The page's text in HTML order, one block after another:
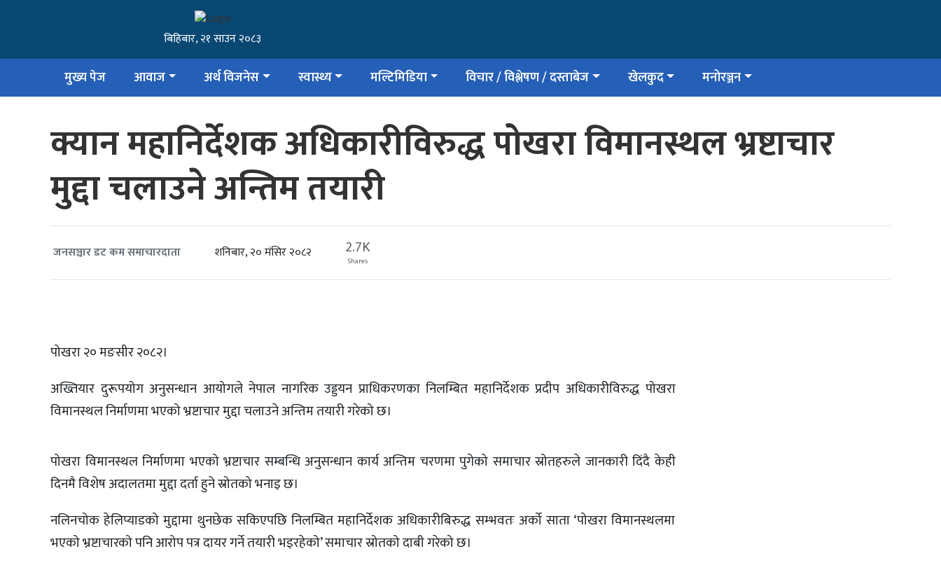
बिहिबार, २१ साउन २०८३
मुख्य पेज आवाज अर्थ विजनेस स्वास्थ्य मल्टिमिडिया विचार / विश्लेषण / दस्ताबेज खेलकुद मनोरञ्जन
क्यान महानिर्देशक अधिकारीविरुद्ध पोखरा विमानस्थल भ्रष्टाचार
मुद्दा चलाउने अन्तिम तयारी
जनसञ्चार डट कम समाचारदाता शनिबार, २० मंसिर २०८२ 2.7K
Shares
पोखरा २० मङसीर २०८२।
अख्तियार दुरूपयोग अनुसन्धान आयोगले नेपाल नागरिक उड्डयन प्राधिकरणका निलम्बित महानिर्देशक प्रदीप अधिकारीविरुद्ध पोखरा
विमानस्थल निर्माणमा भएको भ्रष्टाचार मुद्दा चलाउने अन्तिम तयारी गरेको छ।
पोखरा विमानस्थल निर्माणमा भएको भ्रष्टाचार सम्बन्धि अनुसन्धान कार्य अन्तिम चरणमा पुगेको समाचार स्रोतहरुले जानकारी दिंदै केही
दिनमै विशेष अदालतमा मुद्दा दर्ता हुने स्रोतको भनाइ छ।
नलिनचोक हेलिप्याडको मुद्दामा थुनछेक सकिएपछि निलम्बित महानिर्देशक अधिकारीबिरुद्ध सम्भवतः अर्को साता ‘पोखरा विमानस्थलमा
भएको भ्रष्टाचारको पनि आरोप पत्र दायर गर्ने तयारी भइरहेको’ समाचार स्रोतको दाबी गरेको छ।